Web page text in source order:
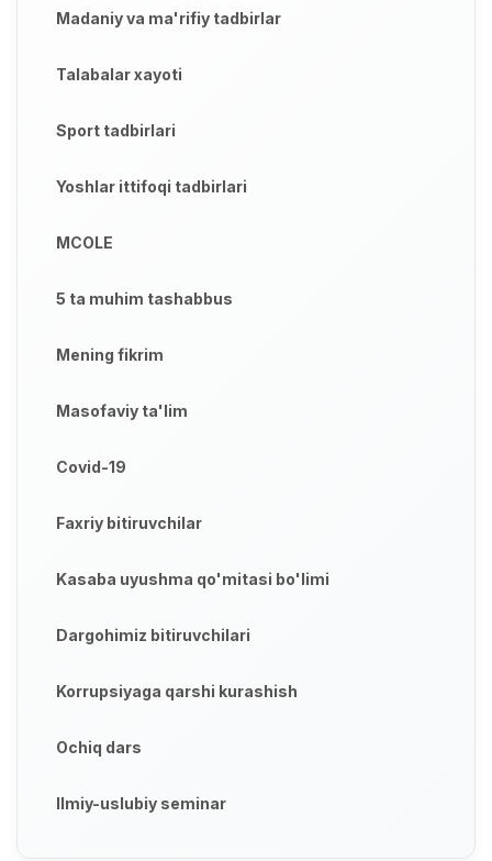
Madaniy va ma'rifiy tadbirlar
Talabalar xayoti
Sport tadbirlari
Yoshlar ittifoqi tadbirlari
MCOLE
5 ta muhim tashabbus
Mening fikrim
Masofaviy ta'lim
Covid-19
Faxriy bitiruvchilar
Kasaba uyushma qo'mitasi bo'limi
Dargohimiz bitiruvchilari
Korrupsiyaga qarshi kurashish
Ochiq dars
Ilmiy-uslubiy seminar